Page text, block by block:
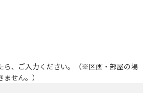
ら、ご入力ください。（※区画・部屋の場
せん。）